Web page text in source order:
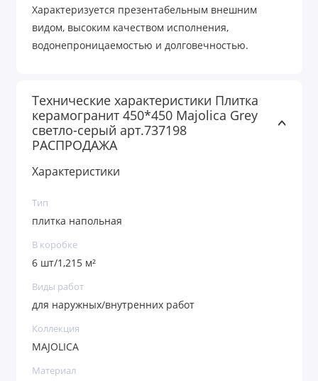
Характеризуется презентабельным внешним
видом, высоким качеством исполнения,
водонепроницаемостью и долговечностью.
Технические характеристики Плитка
керамогранит 450*450 Majolica Grey
светло-серый арт.737198
РАСПРОДАЖА
Характеристики
Тип
плитка напольная
В коробке
6 шт/1,215 м²
Виды работ
для наружных/внутренних работ
Коллекция
MAJOLICA
Материал